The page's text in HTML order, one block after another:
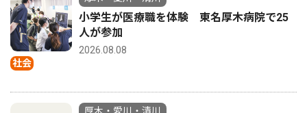
社会
小学生が医療職を体験 東名厚木病院で25
人が参加
2026.08.08